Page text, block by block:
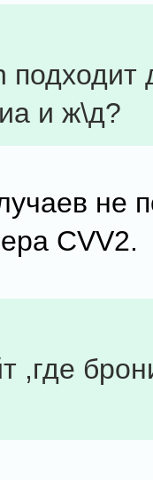
подходит
и ж\д?
не
CVV2.
,где